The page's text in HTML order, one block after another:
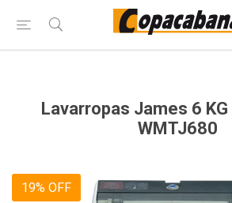
Lavarropas James 6
WMTJ680
19% OFF